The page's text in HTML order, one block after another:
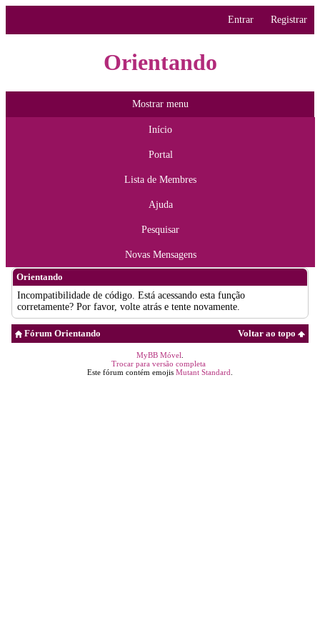
Entrar Registrar
Orientando
Mostrar menu
Início
Portal
Lista de Membres
Ajuda
Pesquisar
Novas Mensagens
Orientando
Incompatibilidade de código. Está acessando esta função
corretamente? Por favor, volte atrás e tente novamente.
Voltar ao topo
Fórum Orientando
MyBB Móvel
Trocar para versão completa
Este fórum contém emojis Mutant Standard